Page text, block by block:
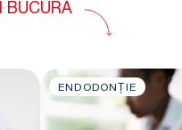
BUCURA
ENDODONȚIE